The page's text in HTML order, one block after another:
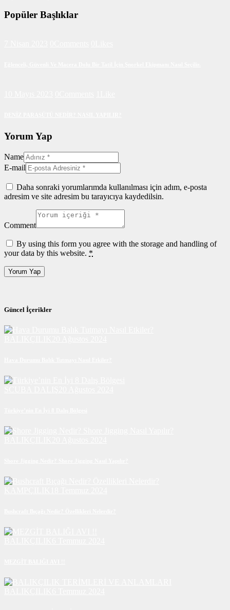
Popüler Başlıklar
Yorum Yap
Name
E-mail
Daha sonraki yorumlarımda kullanılması için adım, e-posta
adresim ve site adresim bu tarayıcıya kaydedilsin.
Comment
By using this form you agree with the storage and handling of
your data by this website. *
Güncel İçerikler